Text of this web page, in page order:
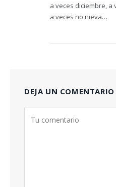
a veces diciembre,
a veces no nieva…
DEJA UN COMENTARIO